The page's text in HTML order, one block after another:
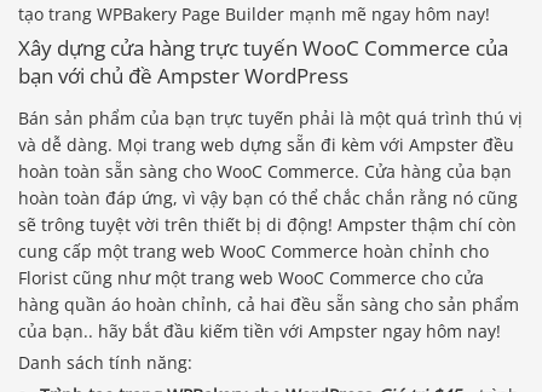
tạo trang WPBakery Page Builder mạnh mẽ ngay hôm nay!
Xây dựng cửa hàng trực tuyến WooC Commerce của
bạn với chủ đề Ampster WordPress
Bán sản phẩm của bạn trực tuyến phải là một quá trình thú vị
và dễ dàng. Mọi trang web dựng sẵn đi kèm với Ampster đều
hoàn toàn sẵn sàng cho WooC Commerce. Cửa hàng của bạn
hoàn toàn đáp ứng, vì vậy bạn có thể chắc chắn rằng nó cũng
sẽ trông tuyệt vời trên thiết bị di động! Ampster thậm chí còn
cung cấp một trang web WooC Commerce hoàn chỉnh cho
Florist cũng như một trang web WooC Commerce cho cửa
hàng quần áo hoàn chỉnh, cả hai đều sẵn sàng cho sản phẩm
của bạn.. hãy bắt đầu kiếm tiền với Ampster ngay hôm nay!
Danh sách tính năng: